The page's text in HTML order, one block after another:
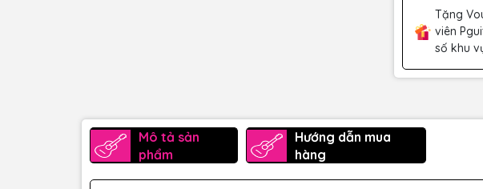
Tặng
viên
số khu
Mô tả sản
phẩm
Hướng dẫn mua
hàng